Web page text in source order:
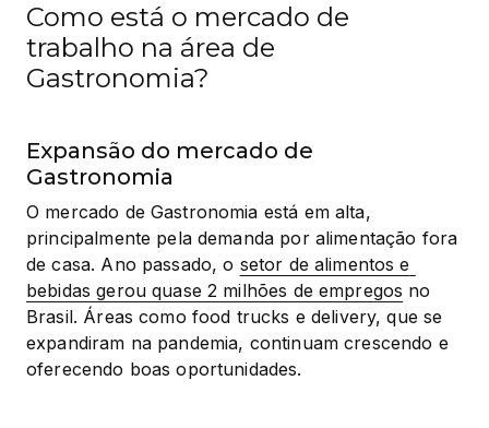
Como está o mercado de
trabalho na área de
Gastronomia?
Expansão do mercado de
Gastronomia
O mercado de Gastronomia está em alta,
principalmente pela demanda por alimentação fora
de casa. Ano passado, o setor de alimentos e
bebidas gerou quase 2 milhões de empregos no
Brasil. Áreas como food trucks e delivery, que se
expandiram na pandemia, continuam crescendo e
oferecendo boas oportunidades.